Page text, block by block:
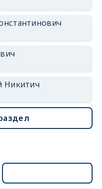
Никитич